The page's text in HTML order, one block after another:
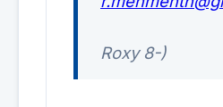
Roxy 8-)